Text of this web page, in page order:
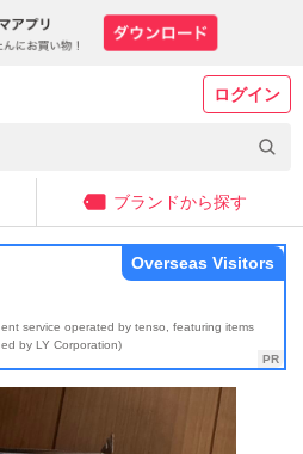
ログイン
ブランドから探す
service operated by tenso, featuring items
by LY Corporation)
Overseas Visitors